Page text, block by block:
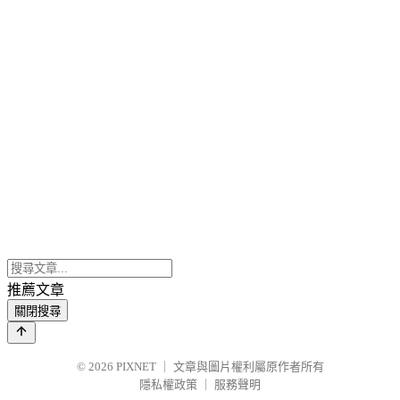
推薦文章
關閉搜尋
© 2026 PIXNET
文章與圖片權利屬原作者所有
隱私權政策
服務聲明